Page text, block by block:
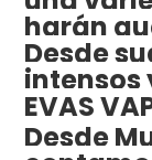
harán
Desde
intensos
EVAS
Desde